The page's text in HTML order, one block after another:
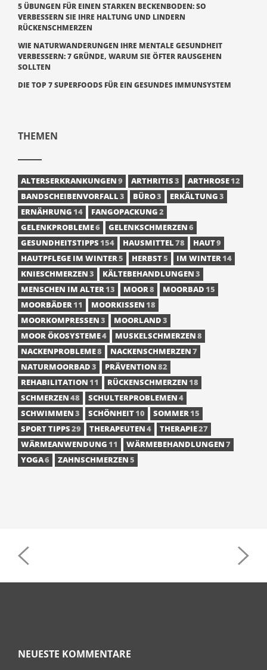
5 ÜBUNGEN FÜR EINEN STARKEN BECKENBODEN: SO
VERBESSERN SIE IHRE HALTUNG UND LINDERN
RÜCKENSCHMERZEN
WIE NATURWANDERUNGEN IHRE MENTALE GESUNDHEIT
VERBESSERN: 7 GRÜNDE, WARUM SIE ÖFTER RAUSGEHEN
SOLLTEN
DIE TOP 7 SUPERFOODS FÜR EIN GESUNDES IMMUNSYSTEM
THEMEN
ALTERSERKRANKUNGEN9 ARTHRITIS3 ARTHROSE12
BANDSCHEIBENVORFALL3 BÜRO3 ERKÄLTUNG3
ERNÄHRUNG14 FANGOPACKUNG2
GELENKPROBLEME6 GELENKSCHMERZEN6
GESUNDHEITSTIPPS154 HAUSMITTEL78 HAUT9
HAUTPFLEGE IM WINTER5 HERBST5 IM WINTER14
KNIESCHMERZEN3 KÄLTEBEHANDLUNGEN3
MENSCHEN IM ALTER13 MOOR8 MOORBAD15
MOORBÄDER11 MOORKISSEN18
MOORKOMPRESSEN3 MOORLAND3
MOOR ÖKOSYSTEME4 MUSKELSCHMERZEN8
NACKENPROBLEME8 NACKENSCHMERZEN7
NATURMOORBAD3 PRÄVENTION82
REHABILITATION11 RÜCKENSCHMERZEN18
SCHMERZEN48 SCHULTERPROBLEMEN4
SCHWIMMEN3 SCHÖNHEIT10 SOMMER15
SPORT TIPPS29 THERAPEUTEN4 THERAPIE27
WÄRMEANWENDUNG11 WÄRMEBEHANDLUNGEN7
YOGA6 ZAHNSCHMERZEN5
POST
NAVIGATION
NEUESTE KOMMENTARE